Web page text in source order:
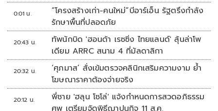
0:01 น.
“โครงสร้างเก่า-คนใหม่”บีอาร์เอ็น รัฐตรึงกำลัง
รักษาพื้นที่ปลอดภัย
20:43 น.
ทัพนักบิด 'ฮอนด้า เรซซิ่ง ไทยแลนด์' ลุ้นล่าโพ
เดียม ARRC สนาม 4 ที่มัลดาลิกา
20:32 น.
‘ศุภมาส’ สั่งเข้มตรวจคลินิกเสริมความงาม ย้ำ
โฆษณาราคาต้องจ่ายจริง
20:12 น.
พี่ชาย 'ฮลุน โซโล่' แจ้งกำหนดการสวดอภิธรรม